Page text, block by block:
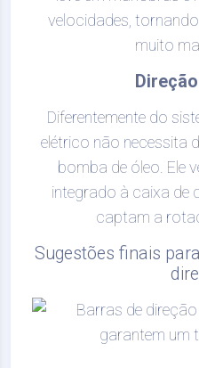
velocidades,
muito
Diferentemente do
elétrico não necessita
bomba de óleo. Ele
integrado à caixa de
captam a
Sugestões finais